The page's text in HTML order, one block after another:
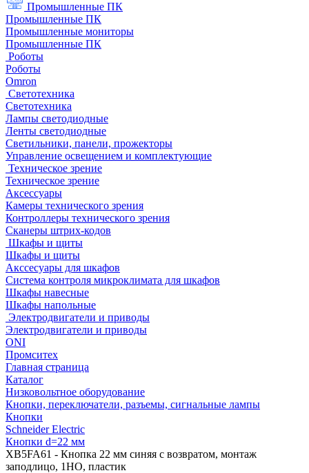
Промышленные ПК
Промышленные ПК
Промышленные мониторы
Промышленные ПК
Роботы
Роботы
Omron
Светотехника
Светотехника
Лампы светодиодные
Ленты светодиодные
Светильники, панели, прожекторы
Управление освещением и комплектующие
Техническое зрение
Техническое зрение
Аксессуары
Камеры технического зрения
Контроллеры технического зрения
Сканеры штрих-кодов
Шкафы и щиты
Шкафы и щиты
Акссесуары для шкафов
Система контроля микроклимата для шкафов
Шкафы навесные
Шкафы напольные
Электродвигатели и приводы
Электродвигатели и приводы
ONI
Промситех
Главная страница
Каталог
Низковольтное оборудование
Кнопки, переключатели, разъемы, сигнальные лампы
Кнопки
Schneider Electric
Кнопки d=22 мм
XB5FA61 - Кнопка 22 мм синяя с возвратом, монтаж
заподлицо, 1НО, пластик